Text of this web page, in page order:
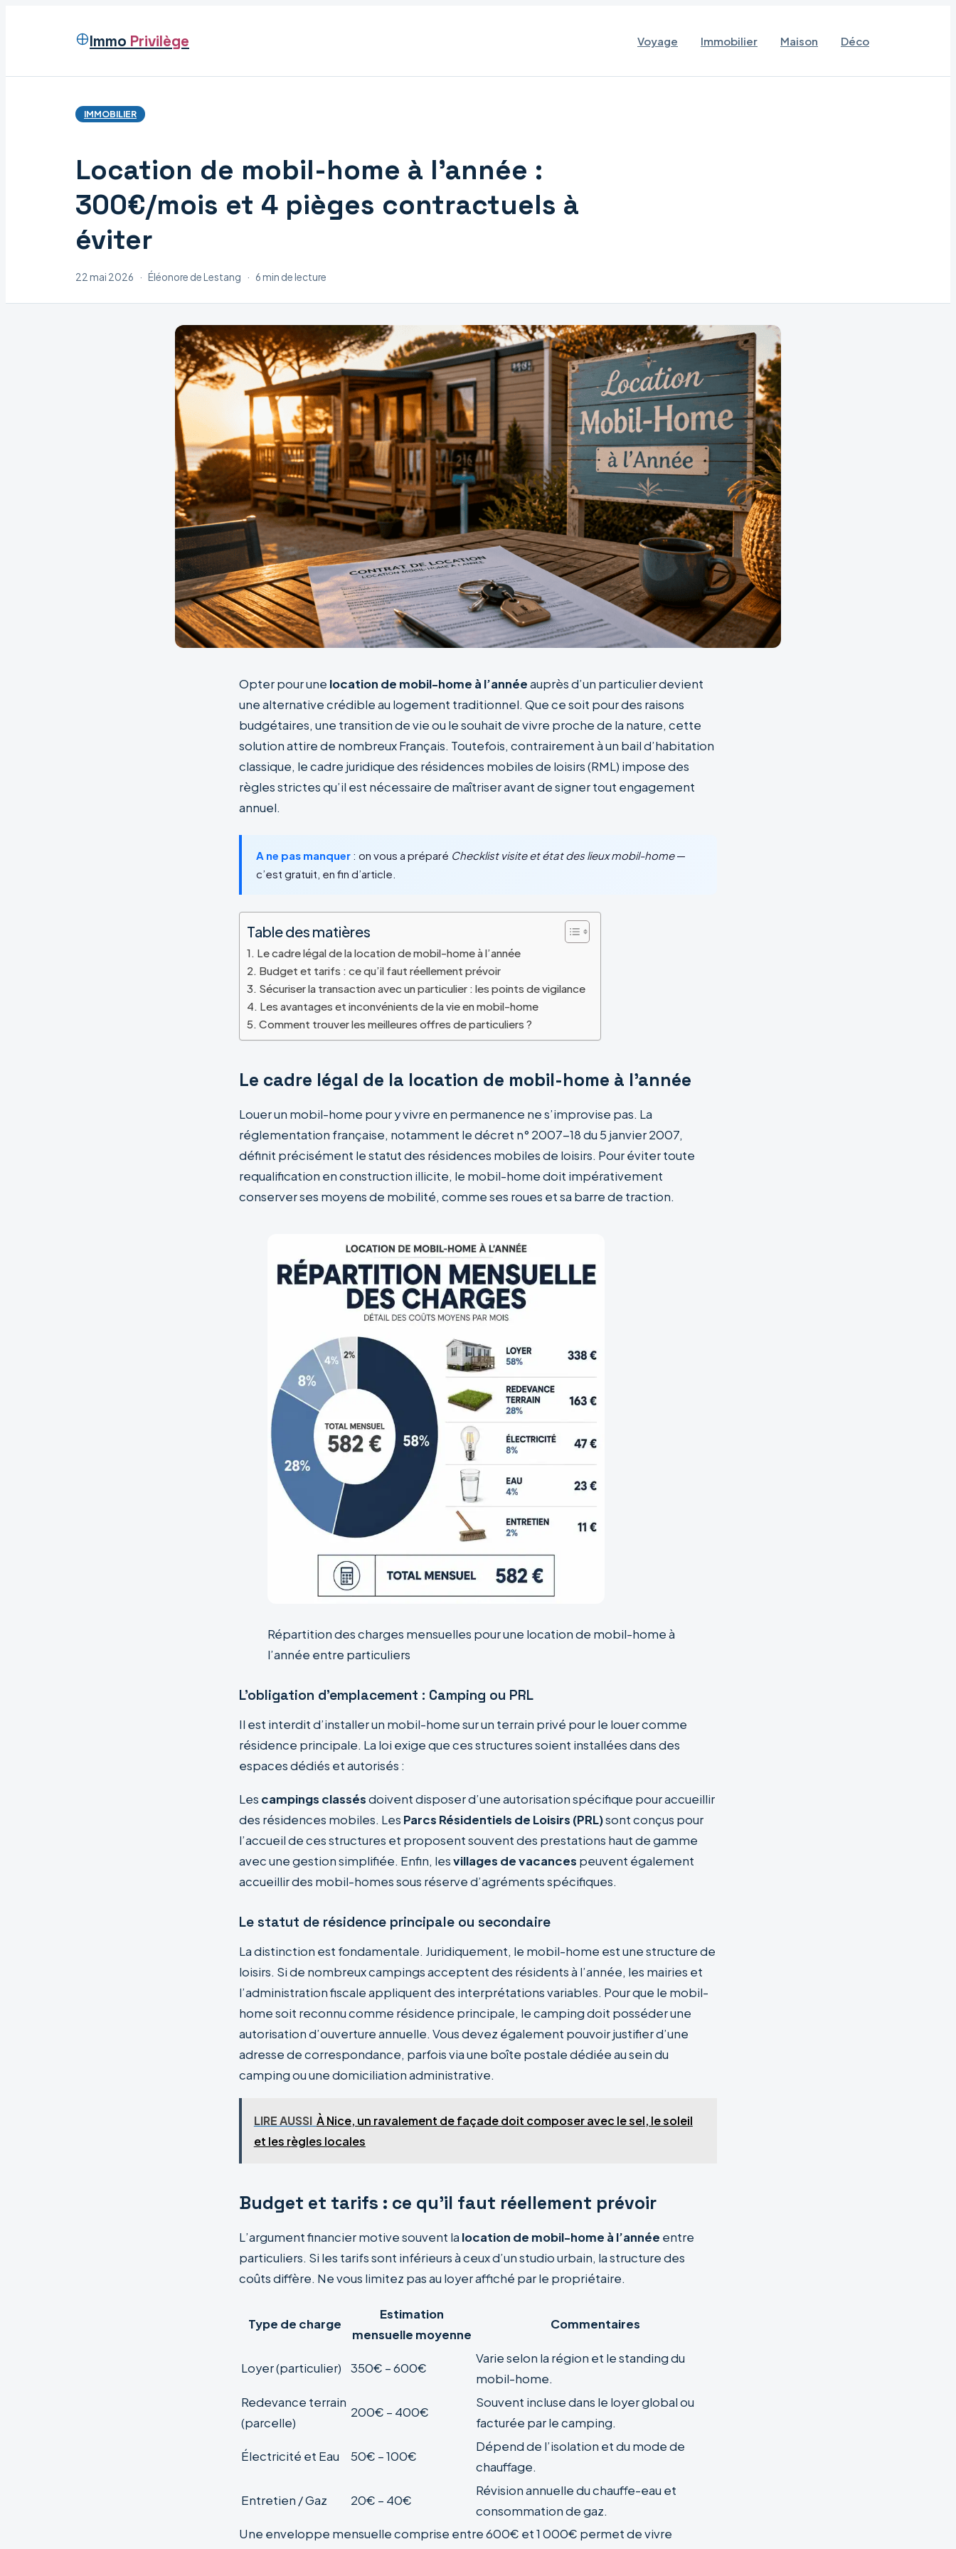
Immo Privilège Voyage Immobilier Maison Déco
IMMOBILIER
Location de mobil-home à l’année :
300€/mois et 4 pièges contractuels à
éviter
22 mai 2026 · Éléonore de Lestang · 6 min de lecture
Opter pour une location de mobil-home à l’annéeauprès d’un particulier devient
une alternative crédible au logement traditionnel. Que ce soit pour des raisons
budgétaires, une transition de vie ou le souhait de vivre proche de la nature, cette
solution attire de nombreux Français. Toutefois, contrairement à un bail d’habitation
classique, le cadre juridique des résidences mobiles de loisirs (RML) impose des
règles strictes qu’il est nécessaire de maîtriser avant de signer tout engagement
annuel.
A ne pas manquer : on vous a préparé Checklist visite et état des lieux mobil-home—
c’est gratuit, en fin d’article.
Table des matières
Le cadre légal de la location de mobil-home à l’année
Budget et tarifs : ce qu’il faut réellement prévoir
Sécuriser la transaction avec un particulier : les points de vigilance
Les avantages et inconvénients de la vie en mobil-home
Comment trouver les meilleures offres de particuliers ?
Le cadre légal de la location de mobil-home à l’année
Louer un mobil-home pour y vivre en permanence ne s’improvise pas. La
réglementation française, notamment le décret n° 2007-18 du 5 janvier 2007,
définit précisément le statut des résidences mobiles de loisirs. Pour éviter toute
requalification en construction illicite, le mobil-home doit impérativement
conserver ses moyens de mobilité, comme ses roues et sa barre de traction.
Répartition des charges mensuelles pour une location de mobil-home à
l’année entre particuliers
L’obligation d’emplacement : Camping ou PRL
Il est interdit d’installer un mobil-home sur un terrain privé pour le louer comme
résidence principale. La loi exige que ces structures soient installées dans des
espaces dédiés et autorisés :
Les campings classésdoivent disposer d’une autorisation spécifique pour accueillir
des résidences mobiles. Les Parcs Résidentiels de Loisirs (PRL)sont conçus pour
l’accueil de ces structures et proposent souvent des prestations haut de gamme
avec une gestion simplifiée. Enfin, lesvillages de vacances peuvent également
accueillir des mobil-homes sous réserve d’agréments spécifiques.
Le statut de résidence principale ou secondaire
La distinction est fondamentale. Juridiquement, le mobil-home est une structure de
loisirs. Si de nombreux campings acceptent des résidents à l’année, les mairies et
l’administration fiscale appliquent des interprétations variables. Pour que le mobil-
home soit reconnu comme résidence principale, le camping doit posséder une
autorisation d’ouverture annuelle. Vous devez également pouvoir justifier d’une
adresse de correspondance, parfois via une boîte postale dédiée au sein du
camping ou une domiciliation administrative.
LIRE AUSSI À Nice, un ravalement de façade doit composer avec le sel, le soleil
et les règles locales
Budget et tarifs : ce qu’il faut réellement prévoir
L’argument financier motive souvent la location de mobil-home à l’année entre
particuliers. Si les tarifs sont inférieurs à ceux d’un studio urbain, la structure des
coûts diffère. Ne vous limitez pas au loyer affiché par le propriétaire.
Type de charge
Estimation
mensuelle moyenne
Commentaires
Loyer (particulier) 350€ – 600€
Varie selon la région et le standing du
mobil-home.
Redevance terrain
(parcelle)
200€ – 400€
Souvent incluse dans le loyer global ou
facturée par le camping.
Électricité et Eau 50€ – 100€
Dépend de l’isolation et du mode de
chauffage.
Entretien / Gaz 20€ – 40€
Révision annuelle du chauffe-eau et
consommation de gaz.
Une enveloppe mensuelle comprise entre 600€ et 1 000€ permet de vivre